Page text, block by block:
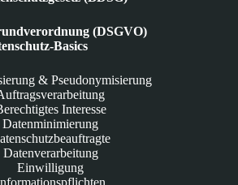
(DSGVO)
Basics
& Pseudonymisierung
Interesse
Datenminimierung
Datenverarbeitung
Einwilligung